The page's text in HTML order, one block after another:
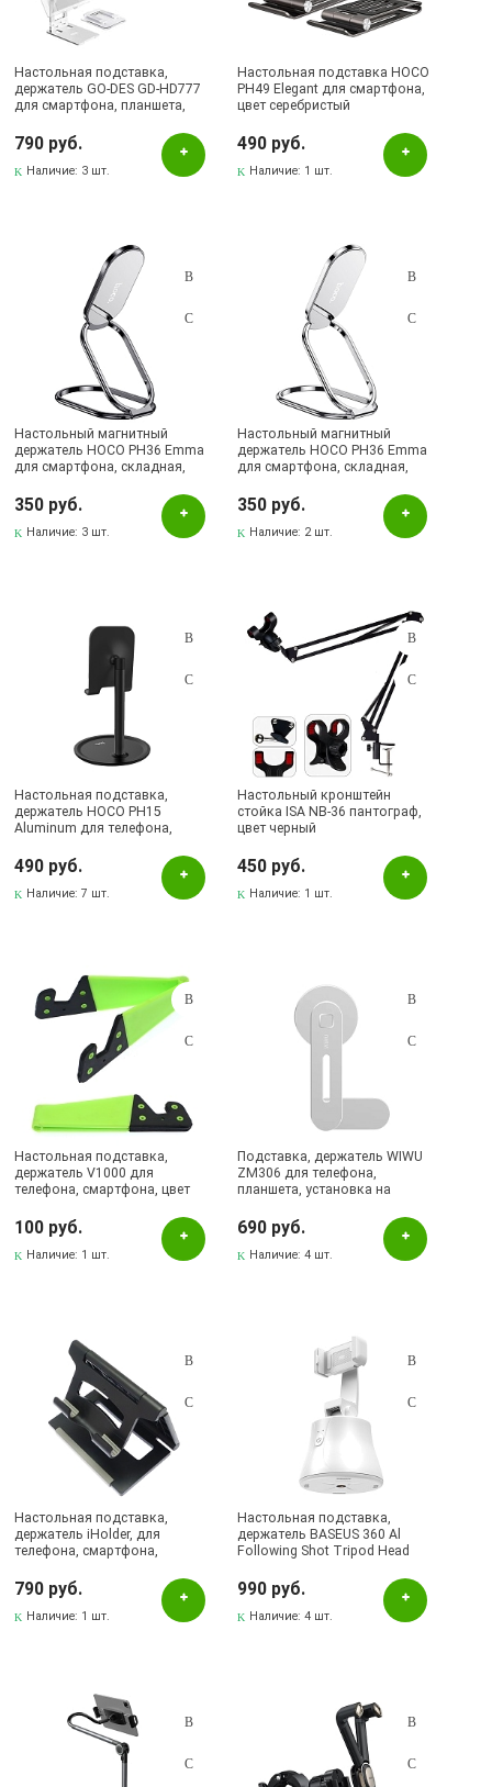
Настольная подставка,
держатель GO-DES GD-HD777
для смартфона, планшета,
790 руб.
Наличие: 3 шт.
Настольная подставка HOCO
PH49 Elegant для смартфона,
цвет серебристый
490 руб.
Наличие: 1 шт.
Настольный магнитный
держатель HOCO PH36 Emma
для смартфона, складная,
(распродажа -48%)
350 руб.
Наличие: 3 шт.
Настольный магнитный
держатель HOCO PH36 Emma
для смартфона, складная,
(распродажа -48%)
350 руб.
Наличие: 2 шт.
Настольная подставка,
держатель HOCO PH15
Aluminum для телефона,
черный
490 руб.
Наличие:7 шт.
Настольный кронштейн
стойка ISA NB-36 пантограф,
цвет черный
450 руб.
Наличие: 1 шт.
Настольная подставка,
держатель V1000 для
телефона, смартфона, цвет
100 руб.
Наличие: 1 шт.
Подставка, держатель WIWU
ZM306 для телефона,
планшета, установка на
690 руб.
Наличие:4 шт.
Настольная подставка,
держатель iHolder, для
телефона, смартфона,
790 руб.
Наличие: 1 шт.
Настольная подставка,
держатель BASEUS 360 Al
Following Shot Tripod Head
смартфона, обнаружение лиц,
цвет белый (распродажа
-50%)
990 руб.
Наличие:4 шт.